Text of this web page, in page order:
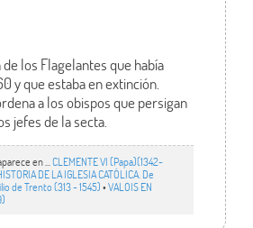
los Flagelantes que había
y que estaba en extinción.
a los obispos que persigan
jefes de la secta.
en ... CLEMENTE VI (Papa)(1342-
DE LA IGLESIA CATÓLICA. De
de Trento (313 - 1545)•VALOIS EN